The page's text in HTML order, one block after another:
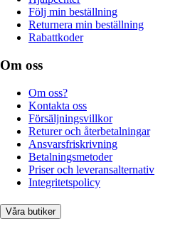
Följ min beställning
Returnera min beställning
Rabattkoder
Om oss
Om oss?
Kontakta oss
Försäljningsvillkor
Returer och återbetalningar
Ansvarsfriskrivning
Betalningsmetoder
Priser och leveransalternativ
Integritetspolicy
Våra butiker